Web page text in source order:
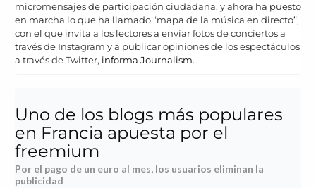
micromensajes de participación ciudadana, y ahora ha puesto
en marcha lo que ha llamado “mapa de la música en directo”,
con el que invita a los lectores a enviar fotos de conciertos a
través de Instagram y a publicar opiniones de los espectáculos
a través de Twitter, informa Journalism.
Uno de los blogs más populares
en Francia apuesta por el
freemium
Por el pago de un euro al mes, los usuarios eliminan la
publicidad